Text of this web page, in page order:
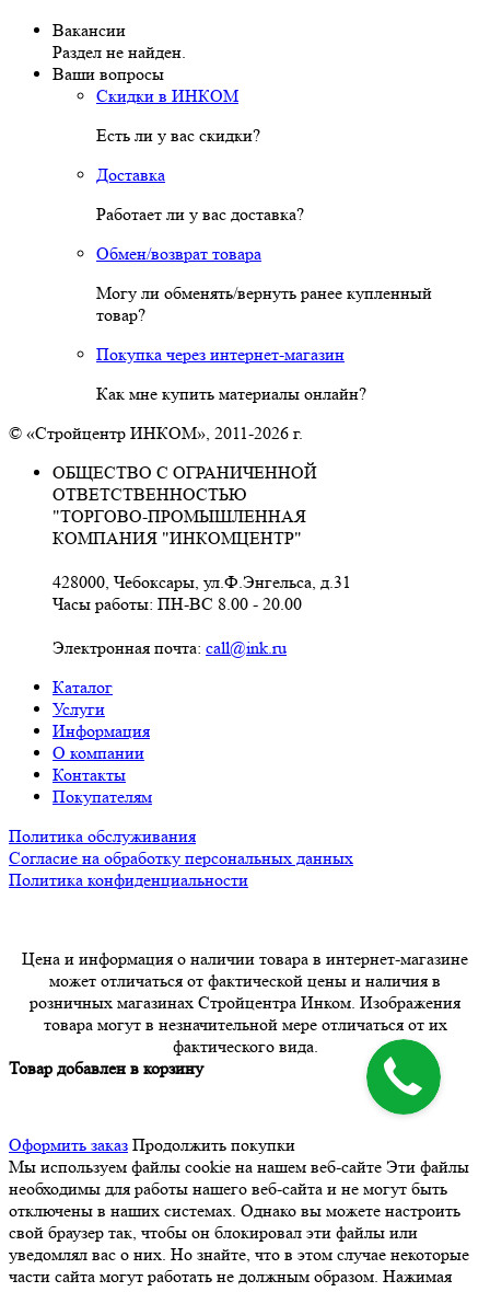
Вакансии
Раздел не найден.
Ваши вопросы
Скидки в ИНКОМ
Есть ли у вас скидки?
Доставка
Работает ли у вас доставка?
Обмен/возврат товара
Могу ли обменять/вернуть ранее купленный
товар?
Покупка через интернет-магазин
Как мне купить материалы онлайн?
© «Стройцентр ИНКОМ», 2011-2026 г.
ОБЩЕСТВО С ОГРАНИЧЕННОЙ
ОТВЕТСТВЕННОСТЬЮ
"ТОРГОВО-ПРОМЫШЛЕННАЯ
КОМПАНИЯ "ИНКОМЦЕНТР"
428000, Чебоксары, ул.Ф.Энгельса, д.31
Часы работы: ПН-ВС 8.00 - 20.00
Электронная почта: call@ink.ru
Каталог
Услуги
Информация
О компании
Контакты
Покупателям
Политика обслуживания
Согласие на обработку персональных данных
Политика конфиденциальности
Цена и информация о наличии товара в интернет-магазине
может отличаться от фактической цены и наличия в
розничных магазинах Стройцентра Инком. Изображения
товара могут в незначительной мере отличаться от их
фактического вида.
Товар добавлен в корзину
Оформить заказ Продолжить покупки
Мы используем файлы cookie на нашем веб-сайте Эти файлы
необходимы для работы нашего веб-сайта и не могут быть
отключены в наших системах. Однако вы можете настроить
свой браузер так, чтобы он блокировал эти файлы или
уведомлял вас о них. Но знайте, что в этом случае некоторые
части сайта могут работать не должным образом. Нажимая